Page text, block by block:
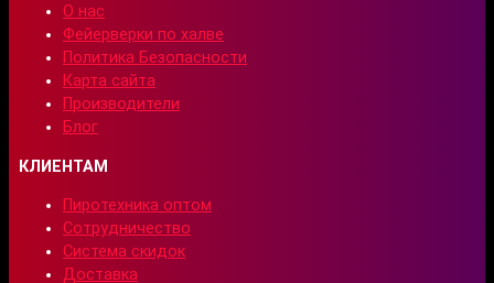
О нас
Фейерверки по халве
Политика Безопасности
Карта сайта
Производители
Блог
КЛИЕНТАМ
Пиротехника оптом
Сотрудничество
Система скидок
Доставка